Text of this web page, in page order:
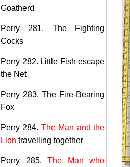
Goatherd
Perry 281. The Fighting
Cocks
Perry 282. Little Fish escape
the Net
Perry 283. The Fire-Bearing
Fox
Perry 284. The Man and the
Lion travelling together
Perry 285. The Man who